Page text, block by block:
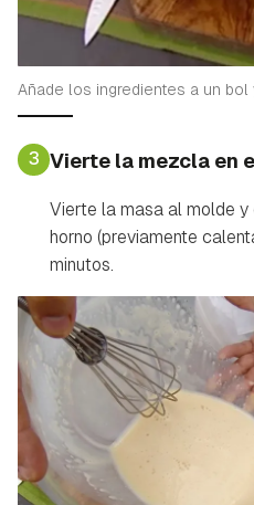
Guardar como
Para poder guardar
iniciar sesión con tu cuenta
INICIAR SESIÓN
Añade los ingredientes a un
3 Vierte la mezcla en
Vierte la masa al molde
horno (previamente
minutos.
Contenido
Gracias por
ACEPTAR